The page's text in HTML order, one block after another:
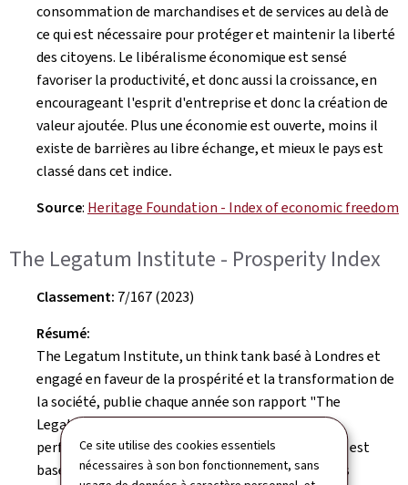
Ce site utilise des cookies essentiels
nécessaires à son bon fonctionnement, sans
consommation de marchandises et de services au delà de
ce qui est nécessaire pour protéger et maintenir la liberté
des citoyens. Le libéralisme économique est sensé
favoriser la productivité, et donc aussi la croissance, en
encourageant l'esprit d'entreprise et donc la création de
valeur ajoutée. Plus une économie est ouverte, moins il
existe de barrières au libre échange, et mieux le pays est
classé dans cet indice.
Source: Heritage Foundation - Index of economic freedom
The Legatum Institute - Prosperity Index
Classement: 7/167 (2023)
Résumé:
The Legatum Institute, un think tank basé à Londres et
engagé en faveur de la prospérité et la transformation de
la société, publie chaque année son rapport "The
Legatum Prosperity Index". Cet indice évalue la
performance des pays en matière de prospérité et est
basé sur trois domaines: les sociétés inclusives, les